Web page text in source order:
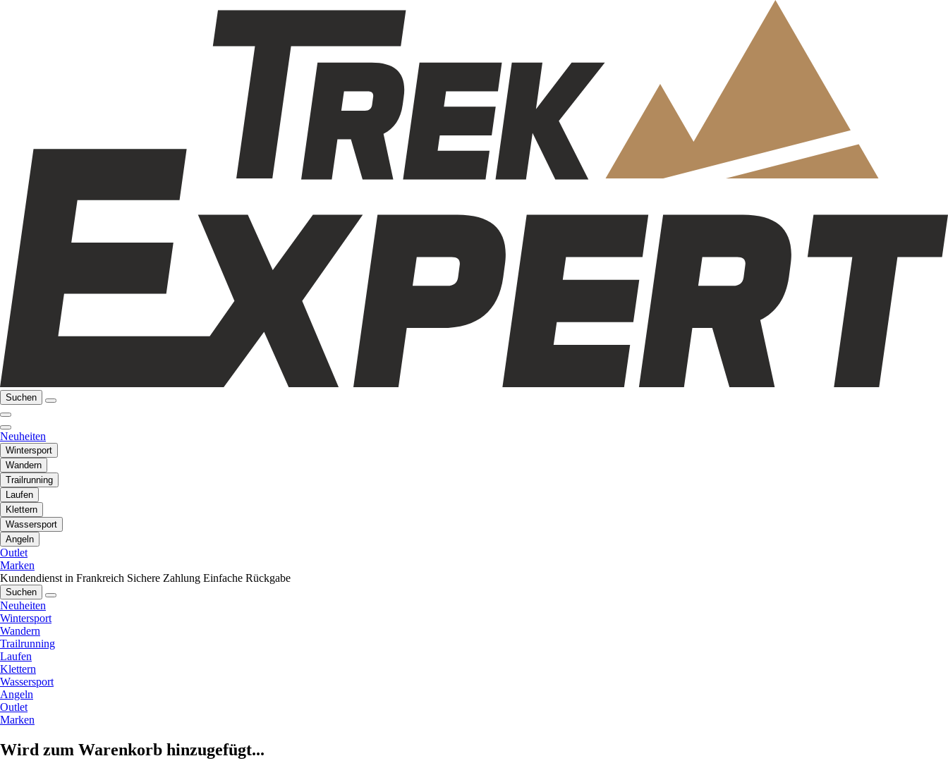
Suchen
Neuheiten
Wintersport
Wandern
Trailrunning
Laufen
Klettern
Wassersport
Angeln
Outlet
Marken
Kundendienst in Frankreich Sichere Zahlung Einfache Rückgabe
Suchen
Neuheiten
Wintersport
Wandern
Trailrunning
Laufen
Klettern
Wassersport
Angeln
Outlet
Marken
Wird zum Warenkorb hinzugefügt...